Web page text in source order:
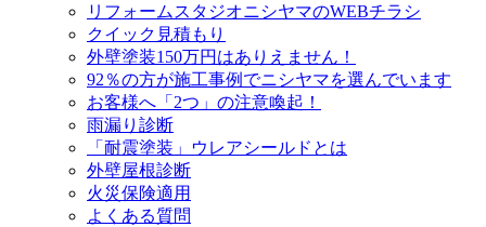
リフォームスタジオニシヤマのWEBチラシ
クイック見積もり
外壁塗装150万円はありえません！
92％の方が施工事例でニシヤマを選んでいます
お客様へ「2つ」の注意喚起！
雨漏り診断
「耐震塗装」ウレアシールドとは
外壁屋根診断
火災保険適用
よくある質問